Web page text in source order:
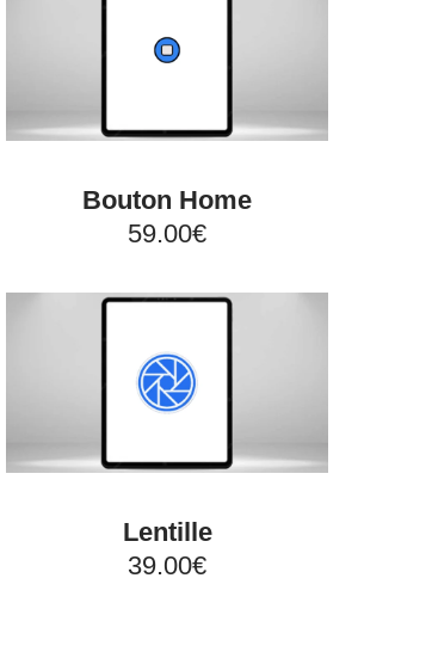
Bouton Home
59.00€
Lentille
39.00€